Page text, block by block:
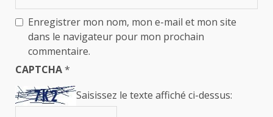
Enregistrer mon nom, mon e-mail et mon site
dans le navigateur pour mon prochain
commentaire.
CAPTCHA*
Saisissez le texte affiché ci-dessus: